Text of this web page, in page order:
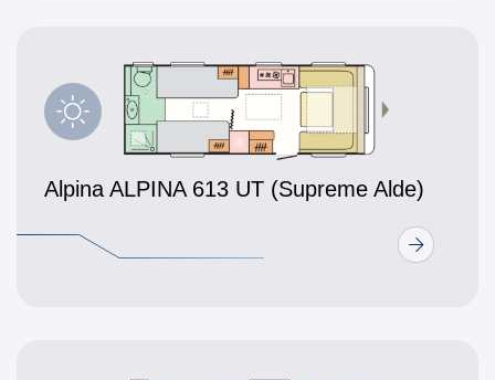
Alpina ALPINA 613 UT (Supreme Alde)